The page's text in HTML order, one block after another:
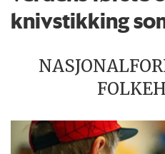
knivstikking